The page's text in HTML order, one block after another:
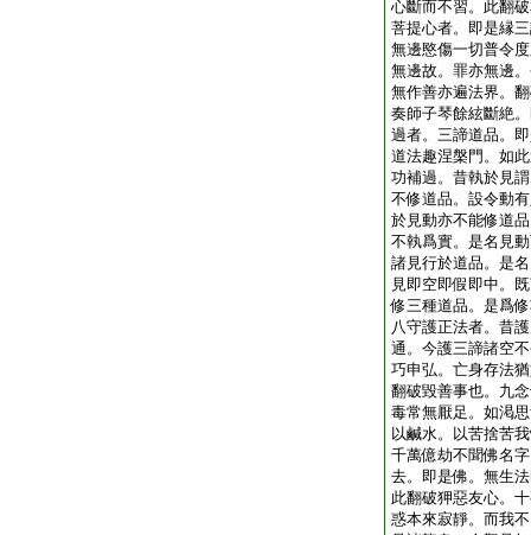
心斷而不習。此翻
菩提心者。即是縁
無邊愍傷一切普令
無邊故。罪亦無邊
無作善亦遍法界。
奏師子琴餘絃斷絶
過者。三諦道品。
道法趣涅槃門。如
功補過。昔執於見
不修道品。設令動
於見動亦不能修道
不執爲實。是名見
諸見行於道品。是
見即空即假即中。
修三種道品。是爲
八守護正法者。昔
通。今護三諦諸空
巧申弘。亡身存法
翻破毀善事也。九
毒常無厭足。如渇
以鹹水。以苦捨苦
千萬億劫不聞佛名
去。即是佛。無生
此翻破狎惡友心。
惑本來寂靜。而我